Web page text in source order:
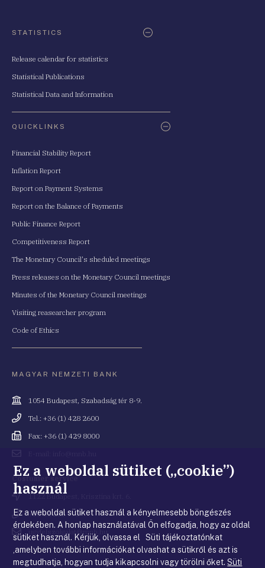
STATISTICS
Release calendar for statistics
Statistical Publications
Statistical Data and Information
QUICKLINKS
Financial Stability Report
Inflation Report
Report on Payment Systems
Report on the Balance of Payments
Public Finance Report
Competitiveness Report
The Monetary Council's sheduled meetings
Press releases on the Monetary Council meetings
Minutes of the Monetary Council meetings
Visiting reasearcher program
Code of Ethics
MAGYAR NEMZETI BANK
Cím
1054 Budapest, Szabadság tér 8-9.
Telefonszám
Tel.: +36 (1) 428 2600
Fax
Fax: +36 (1) 429 8000
cím
Costumer service
Cím 1122 Budapest, Krisztina krt. 6.
Telefonszám
+36 80 203 776
cím
ugyfelszolgalat@mnb.hu
Ez a weboldal sütiket („cookie”)
használ
Ez a weboldal sütiket használ a kényelmesebb böngészés
érdekében. A honlap használatával Ön elfogadja, hogy az oldal
sütiket használ. Kérjük, olvassa el Süti tájékoztatónkat
,amelyben további információkat olvashat a sütikről és azt is
megtudhatja, hogyan tudja kikapcsolni vagy törölni őket.Süti